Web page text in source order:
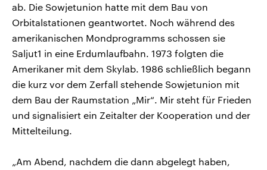
ab. Die Sowjetunion hatte mit dem Bau von
Orbitalstationen geantwortet. Noch während des
amerikanischen Mondprogramms schossen sie
Saljut1 in eine Erdumlaufbahn. 1973 folgten die
Amerikaner mit dem Skylab. 1986 schließlich begann
die kurz vor dem Zerfall stehende Sowjetunion mit
dem Bau der Raumstation „Mir“. Mir steht für Frieden
und signalisiert ein Zeitalter der Kooperation und der
Mittelteilung.
„Am Abend, nachdem die dann abgelegt haben,